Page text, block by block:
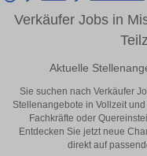
Verkäufer Jobs in
Aktuelle
Sie suchen nach Verkäufer
Stellenangebote in Vollzeit
Fachkräfte oder
Entdecken Sie jetzt neue
direkt auf